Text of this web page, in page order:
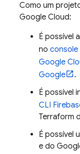
Como um
Google Cloud:
É possível
no console
Google
Google
.
É possível
CLI
Terraform
É possível
e do